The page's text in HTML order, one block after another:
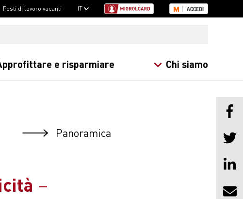
Posti di lavoro vacanti IT ACCEDI
e risparmiare Chi siamo
Panoramica